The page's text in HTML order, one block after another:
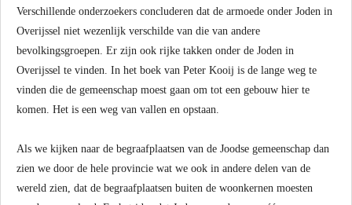
Verschillende onderzoekers concluderen dat de armoede onder Joden in
Overijssel niet wezenlijk verschilde van die van andere
bevolkingsgroepen. Er zijn ook rijke takken onder de Joden in
Overijssel te vinden. In het boek van Peter Kooij is de lange weg te
vinden die de gemeenschap moest gaan om tot een gebouw hier te
komen. Het is een weg van vallen en opstaan.
Als we kijken naar de begraafplaatsen van de Joodse gemeenschap dan
zien we door de hele provincie wat we ook in andere delen van de
wereld zien, dat de begraafplaatsen buiten de woonkernen moesten